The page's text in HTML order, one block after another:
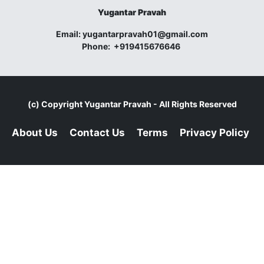
Yugantar Pravah
Email:yugantarpravah01@gmail.com
Phone: +919415676646
(c) CopyrightYugantar Pravah - All Rights Reserved
About Us Contact Us Terms Privacy Policy